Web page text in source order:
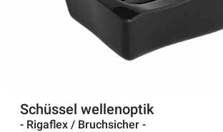
Schüssel wellenoptik
- Rigaflex / Bruchsicher -